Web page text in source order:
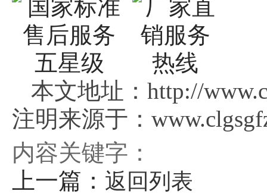
本文地址：http://
注明来源于：
内容关键字：
上一篇： 返回列表